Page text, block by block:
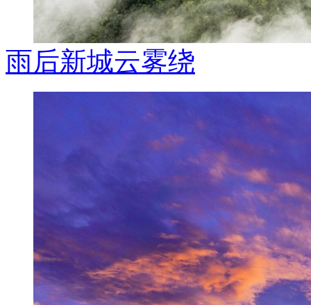
雨后新城云雾绕